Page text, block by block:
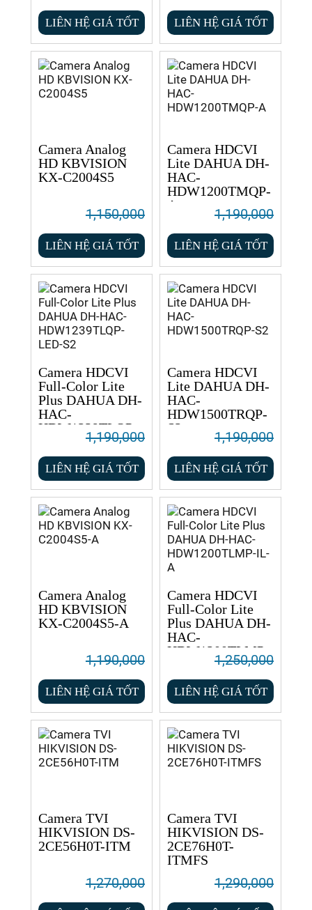
LIÊN HỆ GIÁ TỐT LIÊN HỆ GIÁ TỐT
Camera Analog
HD KBVISION
KX-C2004S5
1,150,000
LIÊN HỆ GIÁ TỐT
Camera HDCVI
Lite DAHUA DH-
HAC-
HDW1200TMQP-
A
1,190,000
LIÊN HỆ GIÁ TỐT
Camera HDCVI
Full-Color Lite
Plus DAHUA DH-
HAC-
HDW1239TLQP-
1,190,000
LIÊN HỆ GIÁ TỐT
Camera HDCVI
Lite DAHUA DH-
HAC-
HDW1500TRQP-
S2
1,190,000
LIÊN HỆ GIÁ TỐT
Camera Analog
HD KBVISION
KX-C2004S5-A
1,190,000
LIÊN HỆ GIÁ TỐT
Camera HDCVI
Full-Color Lite
Plus DAHUA DH-
HAC-
HDW1200TLMP-
1,250,000
LIÊN HỆ GIÁ TỐT
Camera TVI
HIKVISION DS-
2CE56H0T-ITM
1,270,000
Camera TVI
HIKVISION DS-
2CE76H0T-
ITMFS
1,290,000